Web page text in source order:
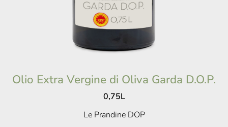
Olio Extra Vergine di Oliva Garda D.O.P.
0,75L
Le Prandine DOP